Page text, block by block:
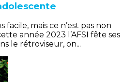
facile, mais ce n’est pas non
année 2023 l’AFSI fête ses
le rétroviseur, on...